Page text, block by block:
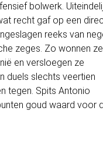
bolwerk.
recht gaf op een
reeks van
zeges. Zo wonnen ze
en versloegen ze
duels slechts veertien
tegen. Spits Antonio
goud waard voor